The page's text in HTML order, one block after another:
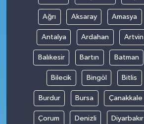
Ağrı Aksaray Amasya
Antalya Ardahan Artvin
Balıkesir Bartın Batman
Bilecik Bingöl Bitlis
Burdur Bursa Çanakkale
Çorum Denizli Diyarbakır